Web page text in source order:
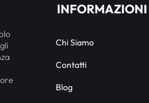
INFORMAZIONI
Chi Siamo
Contatti
Blog